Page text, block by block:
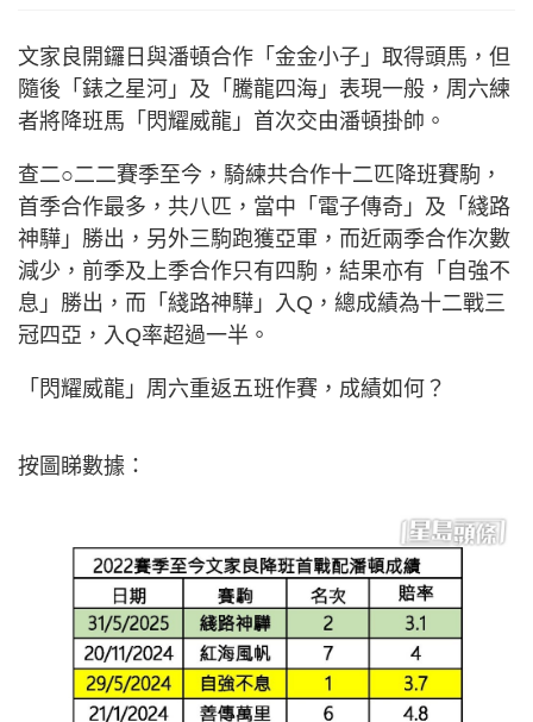
文家良開鑼日與潘頓合作「金金小子」取得頭馬，但
隨後「錶之星河」及「騰龍四海」表現一般，周六練
者將降班馬「閃耀威龍」首次交由潘頓掛帥。
查二○二二賽季至今，騎練共合作十二匹降班賽駒，
首季合作最多，共八匹，當中「電子傳奇」及「綫路
神驊」勝出，另外三駒跑獲亞軍，而近兩季合作次數
減少，前季及上季合作只有四駒，結果亦有「自強不
息」勝出，而「綫路神驊」入Q，總成績為十二戰三
冠四亞，入Q率超過一半。
「閃耀威龍」周六重返五班作賽，成績如何？
按圖睇數據：